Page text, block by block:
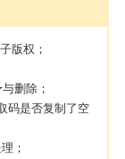
版权；
删除；
码是否复制了空
；